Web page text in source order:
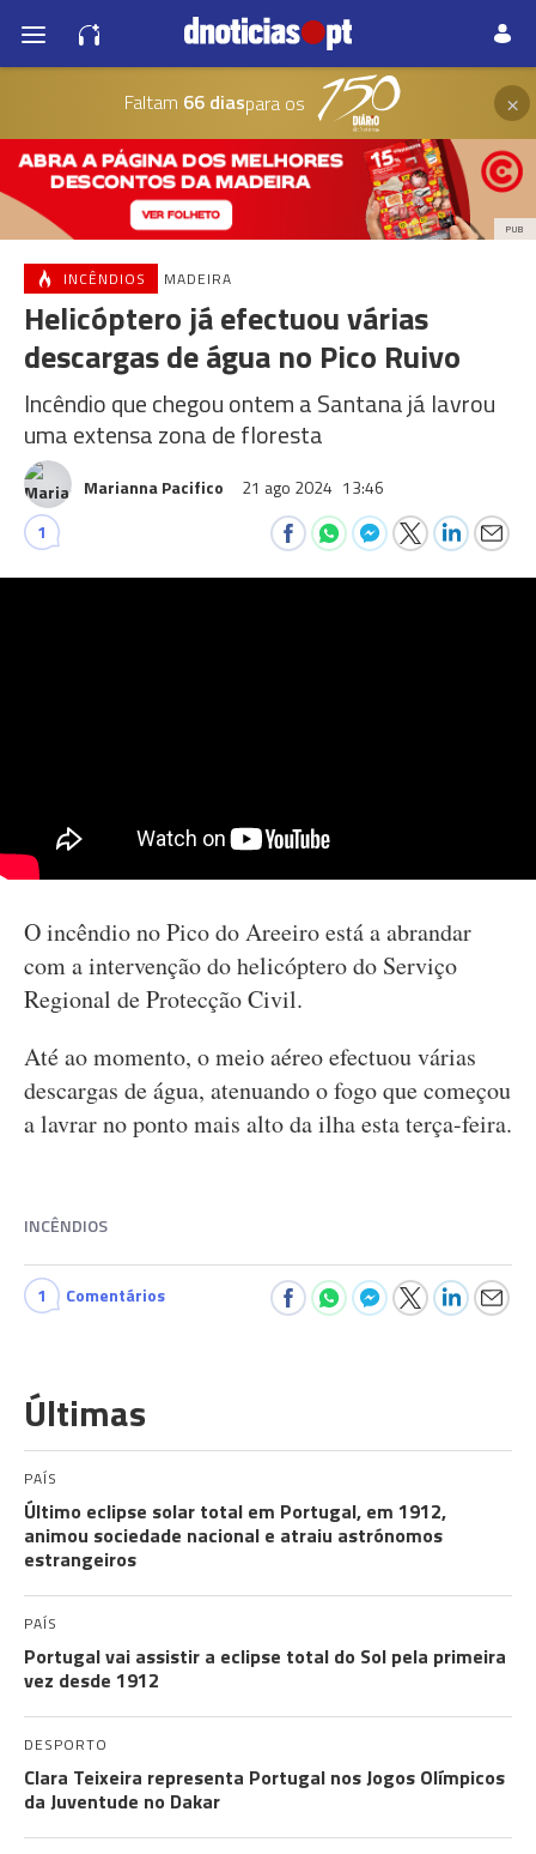
Faltam 66 diaspara os ×
PUB
INCÊNDIOS MADEIRA
Helicóptero já efectuou várias
descargas de água no Pico Ruivo
Incêndio que chegou ontem a Santana já lavrou
uma extensa zona de floresta
Marianna Pacifico 21 ago 2024 13:46
1
O incêndio no Pico do Areeiro está a abrandar
com a intervenção do helicóptero do Serviço
Regional de Protecção Civil.
Até ao momento, o meio aéreo efectuou várias
descargas de água, atenuando o fogo que começou
a lavrar no ponto mais alto da ilha esta terça-feira.
INCÊNDIOS
1 Comentários
Últimas
PAÍS
Último eclipse solar total em Portugal, em 1912,
animou sociedade nacional e atraiu astrónomos
estrangeiros
PAÍS
Portugal vai assistir a eclipse total do Sol pela primeira
vez desde 1912
DESPORTO
Clara Teixeira representa Portugal nos Jogos Olímpicos
da Juventude no Dakar